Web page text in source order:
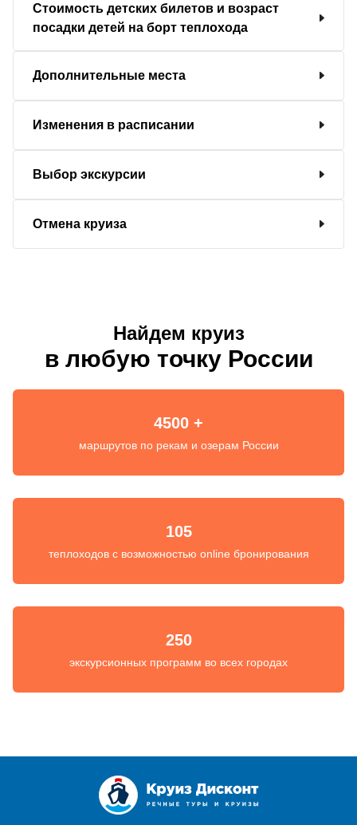
Стоимость детских билетов и возраст
посадки детей на борт теплохода
Дополнительные места
Изменения в расписании
Выбор экскурсии
Отмена круиза
Найдем круиз
в любую точку России
4500 +
маршрутов по рекам и озерам России
105
теплоходов с возможностью online бронирования
250
экскурсионных программ во всех городах